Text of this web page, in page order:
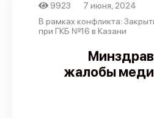
Войти
Поиск
9923
7 июня, 2024
В рамках конфликта:
при ГКБ №16 в Казани
жалобы